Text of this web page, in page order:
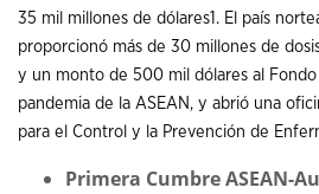
35 mil millones de dólares1. El país
proporcionó más de 30 millones de
y un monto de 500 mil dólares al
pandemia de la ASEAN, y abrió una
para el Control y la Prevención de
Primera Cumbre ASEAN-